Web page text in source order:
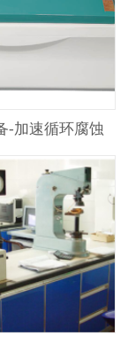
-加速循环腐蚀